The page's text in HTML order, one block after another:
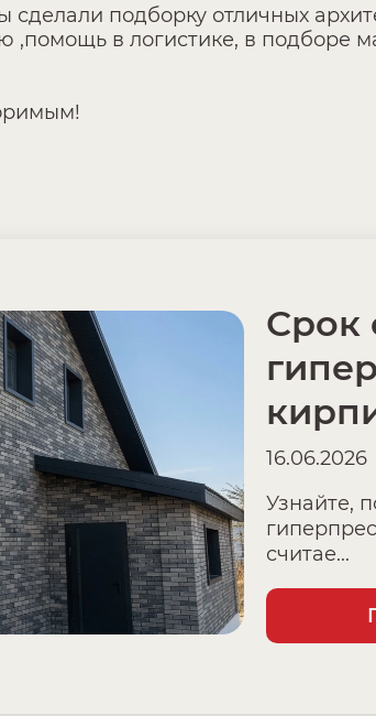
сделали подборку отличных
в логистике, в подборе
Срок
16.06.2026
Узнайте,
считае...